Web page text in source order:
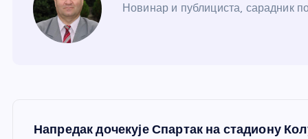
Новинар и публициста, сарадник
Напредак дочекује Спартак на стадиону